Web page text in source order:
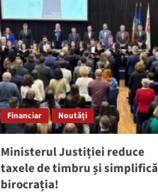
Financiar Noutăți
Ministerul Justiției reduce
taxele de timbru și simplifică
birocrația!